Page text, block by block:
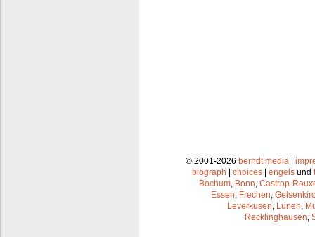
© 2001-2026 berndt media |
biograph | choices | engels und
Bochum Bonn Castrop-
Essen Frechen
Leverkusen Lünen
Recklinghausen